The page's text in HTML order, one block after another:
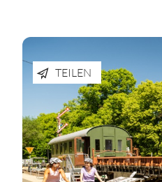
TEILEN